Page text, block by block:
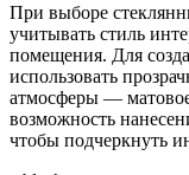
При выборе
учитывать стиль
помещения. Для
использовать
атмосферы —
возможность
чтобы подчеркнуть